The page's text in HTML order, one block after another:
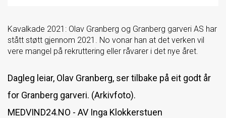
Kavalkade 2021: Olav Granberg og Granberg garveri AS har
stått støtt gjennom 2021. No vonar han at det verken vil
vere mangel på rekruttering eller råvarer i det nye året.
Dagleg leiar, Olav Granberg, ser tilbake på eit godt år
for Granberg garveri. (Arkivfoto).
MEDVIND24.NO - AV Inga Klokkerstuen